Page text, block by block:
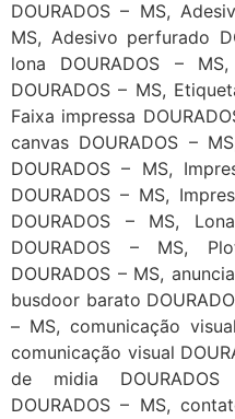
DOURADOS – MS,
MS, Adesivo perfurado
lona DOURADOS –
DOURADOS – MS,
Faixa impressa
canvas DOURADOS –
DOURADOS – MS,
DOURADOS – MS,
DOURADOS – MS,
DOURADOS – MS,
DOURADOS – MS,
busdoor barato
– MS, comunicação
comunicação visual
de midia
DOURADOS – MS,